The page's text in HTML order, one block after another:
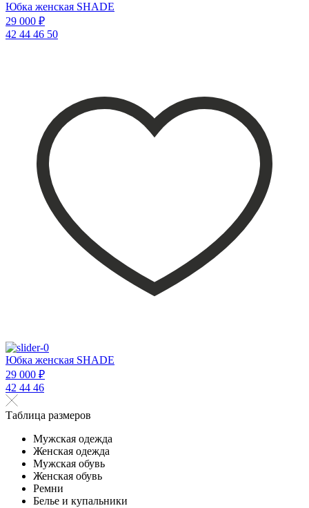
Юбка женская SHADE
29 000 ₽
42 44 46 50
Юбка женская SHADE
29 000 ₽
42 44 46
Таблица размеров
Мужская одежда
Женская одежда
Мужская обувь
Женская обувь
Ремни
Белье и купальники